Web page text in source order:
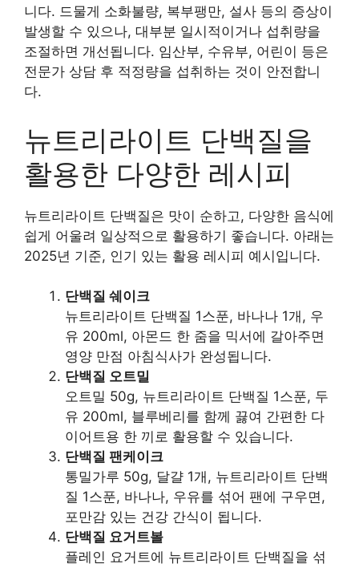
니다. 드물게 소화불량, 복부팽만, 설사 등의 증상이
발생할 수 있으나, 대부분 일시적이거나 섭취량을
조절하면 개선됩니다. 임산부, 수유부, 어린이 등은
전문가 상담 후 적정량을 섭취하는 것이 안전합니
다.
뉴트리라이트 단백질을
활용한 다양한 레시피
뉴트리라이트 단백질은 맛이 순하고, 다양한 음식에
쉽게 어울려 일상적으로 활용하기 좋습니다. 아래는
2025년 기준, 인기 있는 활용 레시피 예시입니다.
단백질 쉐이크
뉴트리라이트 단백질 1스푼, 바나나 1개, 우
유 200ml, 아몬드 한 줌을 믹서에 갈아주면
영양 만점 아침식사가 완성됩니다.
단백질 오트밀
오트밀 50g, 뉴트리라이트 단백질 1스푼, 두
유 200ml, 블루베리를 함께 끓여 간편한 다
이어트용 한 끼로 활용할 수 있습니다.
단백질 팬케이크
통밀가루 50g, 달걀 1개, 뉴트리라이트 단백
질 1스푼, 바나나, 우유를 섞어 팬에 구우면,
포만감 있는 건강 간식이 됩니다.
단백질 요거트볼
플레인 요거트에 뉴트리라이트 단백질을 섞